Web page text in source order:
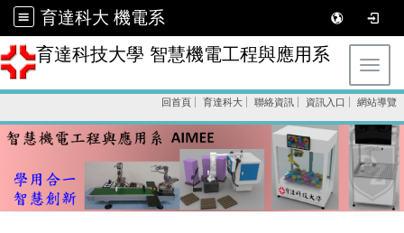
育達科大 機電系
育達科技大學 智慧機電工程與應用系
回首頁 育達科大 聯絡資訊 資訊入口 網站導覽